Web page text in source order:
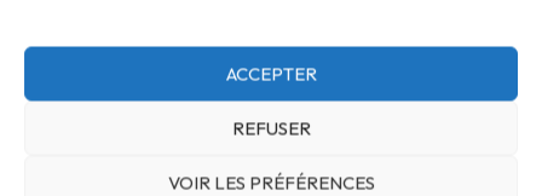
ACCEPTER
REFUSER
VOIR LES PRÉFÉRENCES
Cookies
Contact